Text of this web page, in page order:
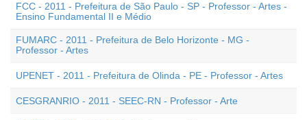
FCC - 2011 - Prefeitura de São Paulo - SP - Professor - Artes -
Ensino Fundamental II e Médio
FUMARC - 2011 - Prefeitura de Belo Horizonte - MG -
Professor - Artes
UPENET - 2011 - Prefeitura de Olinda - PE - Professor - Artes
CESGRANRIO - 2011 - SEEC-RN - Professor - Arte